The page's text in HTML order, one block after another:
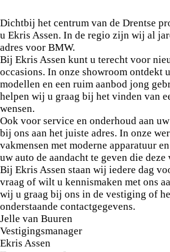
Dichtbij het centrum van de Drentse
u Ekris Assen. In de regio zijn wij al
adres voor BMW.
Bij Ekris Assen kunt u terecht voor
occasions. In onze showroom ontdekt
modellen en een ruim aanbod jong
helpen wij u graag bij het vinden van
wensen.
Ook voor service en onderhoud aan
bij ons aan het juiste adres. In onze
vakmensen met moderne apparatuur
uw auto de aandacht te geven die deze
Bij Ekris Assen staan wij iedere dag
vraag of wilt u kennismaken met ons
wij u graag bij ons in de vestiging of
onderstaande contactgegevens.
Jelle van Buuren
Vestigingsmanager
Ekris Assen